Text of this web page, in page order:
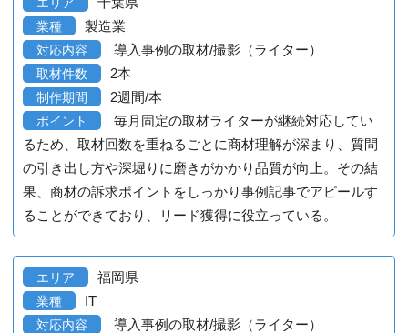
業種 製造業
対応内容 導入事例の取材/撮影（ライター）
取材件数 2本
制作期間 2週間/本
ポイント
毎月固定の取材ライターが継続対応してい
るため、取材回数を重ねるごとに商材理解が深まり、質問
の引き出し方や深堀りに磨きがかかり品質が向上。その結
果、商材の訴求ポイントをしっかり事例記事でアピールす
ることができており、リード獲得に役立っている。
エリア 福岡県
業種 IT
対応内容 導入事例の取材/撮影（ライター）